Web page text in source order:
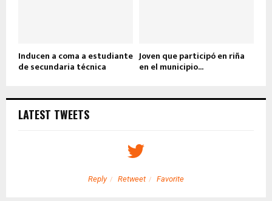
Inducen a coma a estudiante
de secundaria técnica
Joven que participó en riña
en el municipio...
LATEST TWEETS
Reply Retweet Favorite